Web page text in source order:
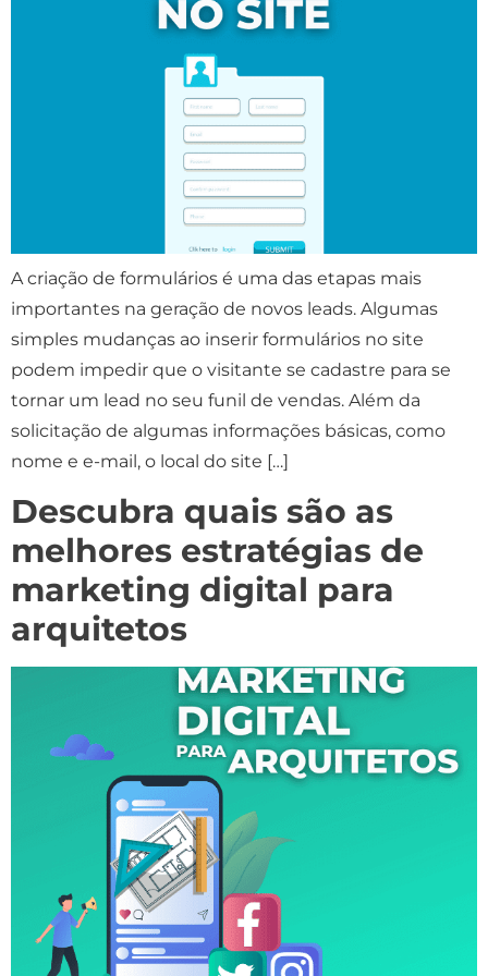
A criação de formulários é uma das etapas mais
importantes na geração de novos leads. Algumas
simples mudanças ao inserir formulários no site
podem impedir que o visitante se cadastre para se
tornar um lead no seu funil de vendas. Além da
solicitação de algumas informações básicas, como
nome e e-mail, o local do site […]
Descubra quais são as
melhores estratégias de
marketing digital para
arquitetos